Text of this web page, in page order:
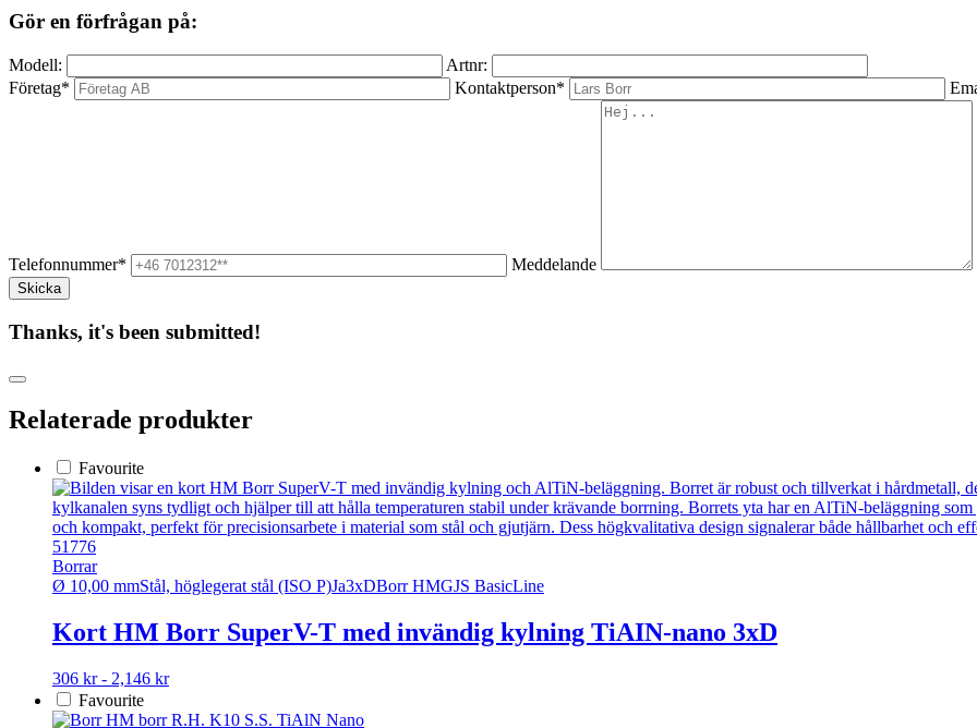
Gör en förfrågan på:
Modell:
Artnr:
Företag*
Kontaktperson*
Telefonnummer* Meddelande
Thanks, it's been submitted!
Relaterade produkter
Favourite
51776
Borrar
Ø 10,00 mmStål, höglegerat stål (ISO P)Ja3xDBorr HMGJS BasicLine
Kort HM Borr SuperV-T med invändig kylning TiAIN-nano 3xD
306 kr - 2,146 krDen
produkten
Favourite